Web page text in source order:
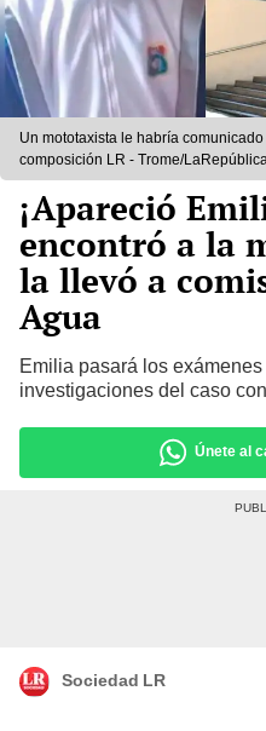
Un mototaxista le habría
composición LR - Trome/
¡Apareció
encontró a la
la llevó a
Agua
Emilia pasará los
investigaciones del caso
Únete al
Sociedad LR